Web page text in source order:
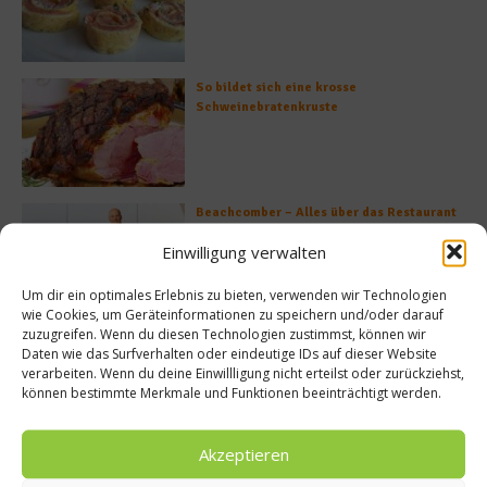
Einwilligung verwalten
Um dir ein optimales Erlebnis zu bieten, verwenden wir Technologien
wie Cookies, um Geräteinformationen zu speichern und/oder darauf
zuzugreifen. Wenn du diesen Technologien zustimmst, können wir
Daten wie das Surfverhalten oder eindeutige IDs auf dieser Website
verarbeiten. Wenn du deine Einwillligung nicht erteilst oder zurückziehst,
können bestimmte Merkmale und Funktionen beeinträchtigt werden.
Akzeptieren
So bildet sich eine krosse
Schweinebratenkruste
Beachcomber – Alles über das Restaurant
Was ist der Unterschied zwischen Limonen
und Limetten?